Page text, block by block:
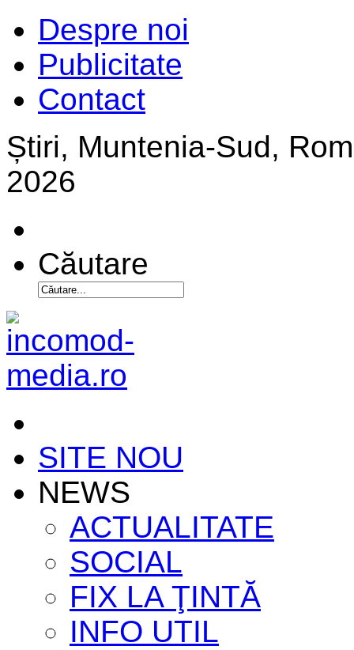
Despre noi
Publicitate
Contact
Știri, Muntenia-Sud,
2026
Căutare
SITE NOU
NEWS
ACTUALITATE
SOCIAL
FIX LA ŢINTĂ
INFO UTIL